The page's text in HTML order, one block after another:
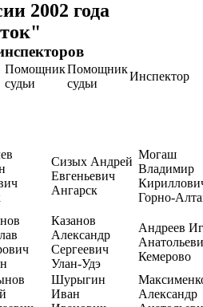
2002 года
Помощник
судьи
Помощник
судьи
Инспектор
Сизых Андрей
Евгеньевич
Ангарск
Могаш
Владимир
Горно-
Казанов
Александр
Сергеевич
Улан-Удэ
Андреев
Кемерово
Шурыгин
Иван
Александр